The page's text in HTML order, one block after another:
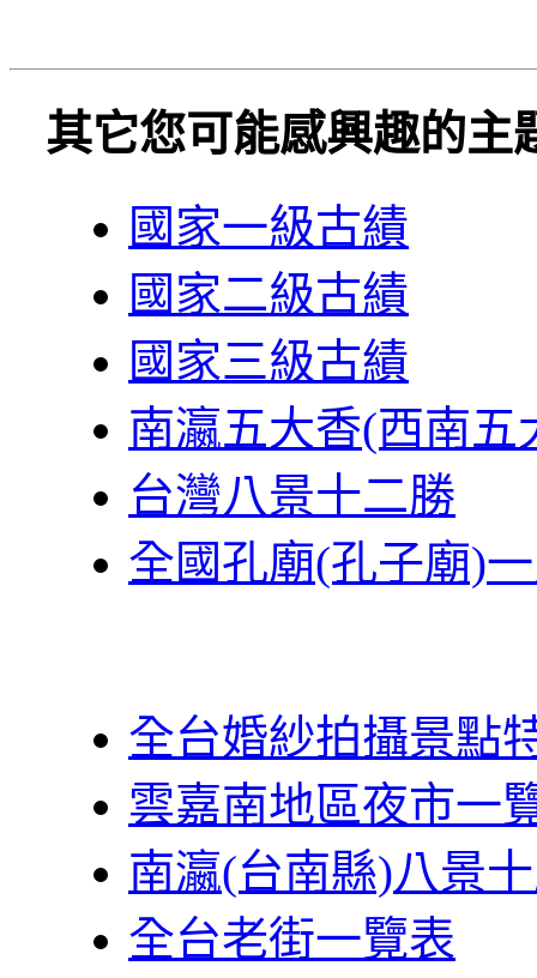
其它您可能感興趣的主
國家一級古績
國家二級古績
國家三級古績
南瀛五大香(西南五
台灣八景十二勝
全國孔廟(孔子廟)
全台婚紗拍攝景點
雲嘉南地區夜市一
南瀛(台南縣)八景
全台老街一覽表